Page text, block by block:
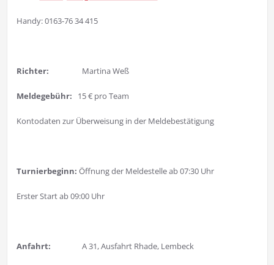
Handy: 0163-76 34 415
Richter: Martina Weß
Meldegebühr: 15 € pro Team
Kontodaten zur Überweisung in der Meldebestätigung
Turnierbeginn: Öffnung der Meldestelle ab 07:30 Uhr
Erster Start ab 09:00 Uhr
Anfahrt: A 31, Ausfahrt Rhade, Lembeck